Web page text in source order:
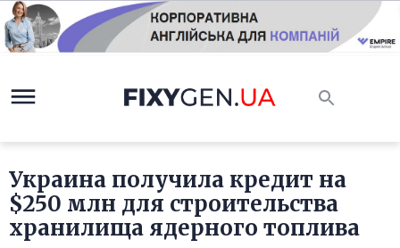
Украина получила кредит на
$250 млн для строительства
хранилища ядерного топлива